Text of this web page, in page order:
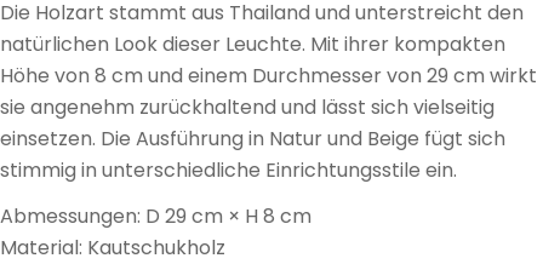
Die Holzart stammt aus Thailand und unterstreicht den
natürlichen Look dieser Leuchte. Mit ihrer kompakten
Höhe von 8 cm und einem Durchmesser von 29 cm wirkt
sie angenehm zurückhaltend und lässt sich vielseitig
einsetzen. Die Ausführung in Natur und Beige fügt sich
stimmig in unterschiedliche Einrichtungsstile ein.
Abmessungen: D 29 cm × H 8 cm
Material: Kautschukholz